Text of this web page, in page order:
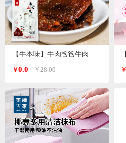
￥0.0 ￥28.00 ￥